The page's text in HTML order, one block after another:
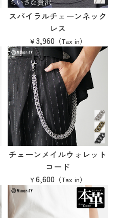
スパイラルチェーンネック
レス
3,960
チェーンメイルウォレット
コード
6,600